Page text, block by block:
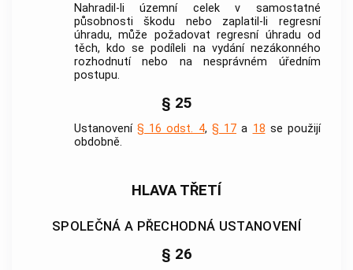
Nahradil-li územní celek v samostatné
působnosti škodu nebo zaplatil-li regresní
úhradu, může požadovat regresní úhradu od
těch, kdo se podíleli na vydání nezákonného
rozhodnutí nebo na nesprávném úředním
postupu.
§ 25
Ustanovení § 16 odst. 4, § 17 a 18 se použijí
obdobně.
HLAVA TŘETÍ
SPOLEČNÁ A PŘECHODNÁ USTANOVENÍ
§ 26